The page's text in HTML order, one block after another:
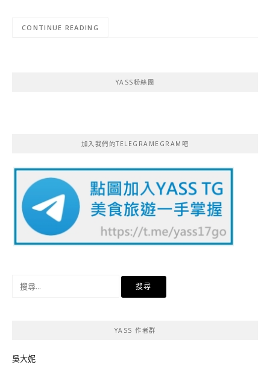
CONTINUE READING
YASS粉絲團
加入我們的TELEGRAMEGRAM吧
YASS 作者群
吳大妮